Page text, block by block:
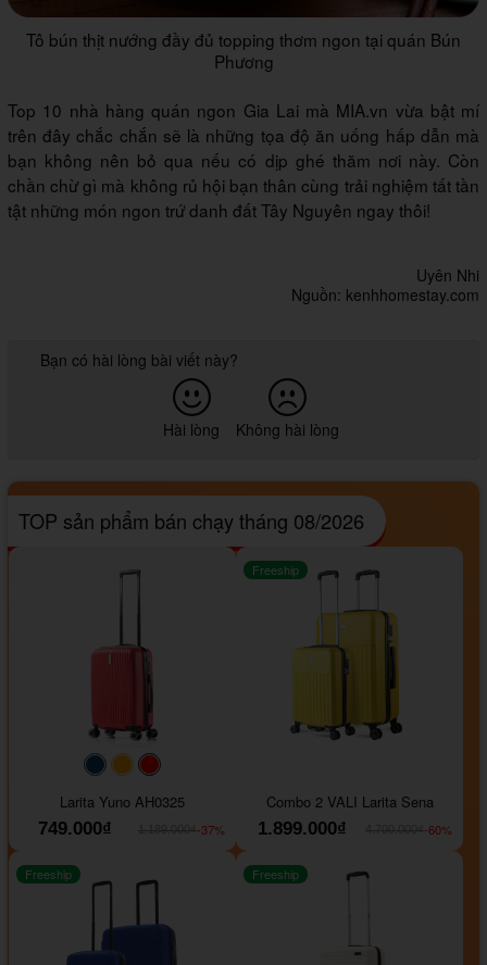
Tô bún thịt nướng đầy đủ topping thơm ngon tại quán Bún
Phương
Top 10 nhà hàng quán ngon Gia Lai mà MIA.vn vừa bật mí
trên đây chắc chắn sẽ là những tọa độ ăn uống hấp dẫn mà
bạn không nên bỏ qua nếu có dịp ghé thăm nơi này. Còn
chần chừ gì mà không rủ hội bạn thân cùng trải nghiệm tất tần
tật những món ngon trứ danh đất Tây Nguyên ngay thôi!
Uyên Nhi
Nguồn: kenhhomestay.com
Bạn có hài lòng bài viết này?
Hài lòng Không hài lòng
TOP sản phẩm bán chạy tháng 08/2026
#093f69#ffa500
Larita Yuno AH0325
749.000₫
-37%
Freeship
Combo 2 VALI Larita Sena
1.899.000₫
-60%
Freeship Freeship